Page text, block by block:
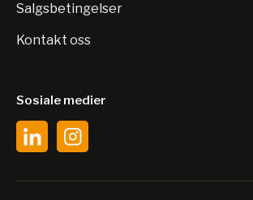
Salgsbetingelser
Kontakt oss
Sosiale medier